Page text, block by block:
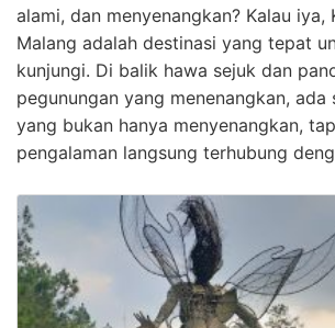
alami, dan menyenangkan? Kalau iya,
Malang adalah destinasi yang tepat
kunjungi. Di balik hawa sejuk dan
pegunungan yang menenangkan,
yang bukan hanya menyenangkan,
pengalaman langsung terhubung